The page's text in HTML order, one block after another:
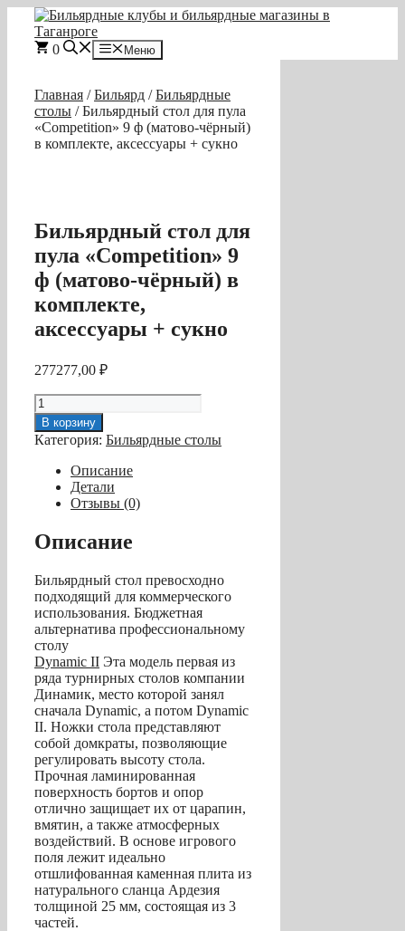
Перейти
содержимому
0 Меню
Главная /Бильярд /Бильярдные
столы / Бильярдный стол для пула
«Competition» 9 ф (матово-чёрный)
в комплекте, аксессуары + сукно
Бильярдный стол для
пула «Competition» 9
ф (матово-чёрный) в
комплекте,
аксессуары + сукно
277277,00 ₽
Количество
товара
Бильярдный
стол
пула
«Competition»
ф
(матово-
в
комплекте,
аксессуары
+
сукно
В корзину
Категория: Бильярдные столы
Описание
Детали
Отзывы (0)
Описание
Бильярдный стол превосходно
подходящий для коммерческого
использования. Бюджетная
альтернатива профессиональному
столу
Dynamic II Эта модель первая из
ряда турнирных столов компании
Динамик, место которой занял
сначала Dynamic, а потом Dynamic
II. Ножки стола представляют
собой домкраты, позволяющие
регулировать высоту стола.
Прочная ламинированная
поверхность бортов и опор
отлично защищает их от царапин,
вмятин, а также атмосферных
воздействий. В основе игрового
поля лежит идеально
отшлифованная каменная плита из
натурального сланца Ардезия
толщиной 25 мм, состоящая из 3
частей.